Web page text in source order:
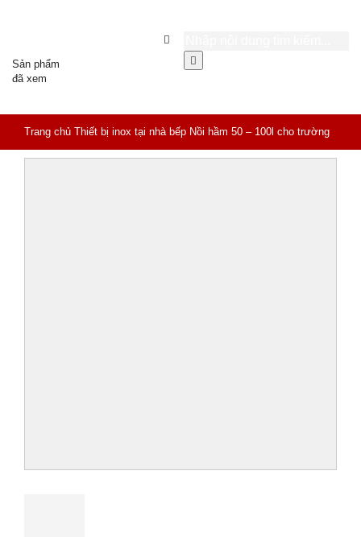
Sản phẩm
đã xem
Trang chủ Thiết bị inox tại nhà bếp Nồi hầm 50 – 100l cho trường